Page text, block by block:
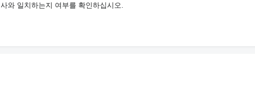
와 일치하는지 여부를 확인하십시오.